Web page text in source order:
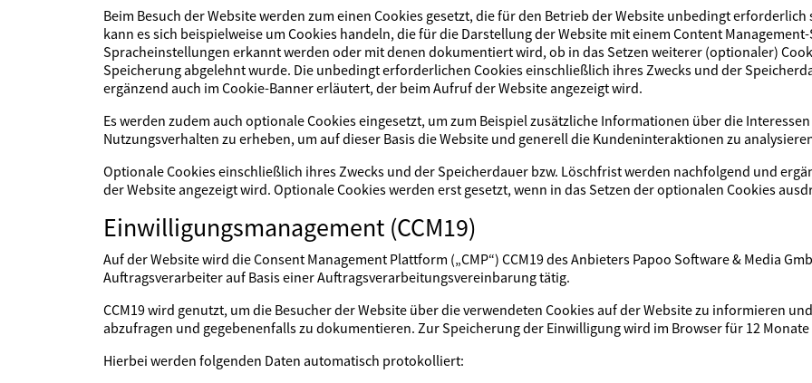
Beim Besuch der Website werden zum einen Cookies gesetzt, die für den Betrieb der Website unbedingt
kann es sich beispielweise um Cookies handeln, die für die Darstellung der Website mit einem Content
Spracheinstellungen erkannt werden oder mit denen dokumentiert wird, ob in das Setzen weiterer (optionaler)
Speicherung abgelehnt wurde. Die unbedingt erforderlichen Cookies einschließlich ihres Zwecks und der
ergänzend auch im Cookie-Banner erläutert, der beim Aufruf der Website angezeigt wird.
Es werden zudem auch optionale Cookies eingesetzt, um zum Beispiel zusätzliche Informationen über die
Nutzungsverhalten zu erheben, um auf dieser Basis die Website und generell die Kundeninteraktionen zu
Optionale Cookies einschließlich ihres Zwecks und der Speicherdauer bzw. Löschfrist werden nachfolgend und
der Website angezeigt wird. Optionale Cookies werden erst gesetzt, wenn in das Setzen der optionalen Cookies
Einwilligungsmanagement (CCM19)
Auf der Website wird die Consent Management Plattform („CMP“) CCM19 des Anbieters Papoo Software & Media
Auftragsverarbeiter auf Basis einer Auftragsverarbeitungsvereinbarung tätig.
CCM19 wird genutzt, um die Besucher der Website über die verwendeten Cookies auf der Website zu informieren
abzufragen und gegebenenfalls zu dokumentieren. Zur Speicherung der Einwilligung wird im Browser für 12
Hierbei werden folgenden Daten automatisch protokolliert: